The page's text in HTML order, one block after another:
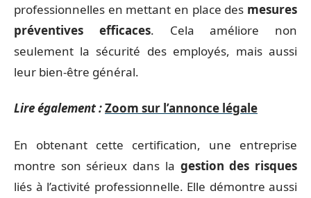
professionnelles en mettant en place des mesures
préventives efficaces. Cela améliore non
seulement la sécurité des employés, mais aussi
leur bien-être général.
Lire également :Zoom sur l’annonce légale
En obtenant cette certification, une entreprise
montre son sérieux dans la gestion des risques
liés à l’activité professionnelle. Elle démontre aussi